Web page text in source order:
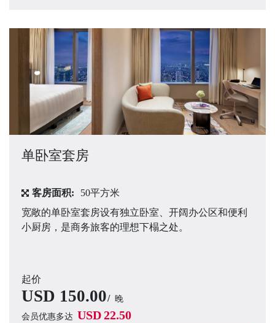
单卧室套房
客房面积:
50平方米
宽敞的单卧室套房设有独立卧室、开阔办公区和便利
小厨房，是商务旅客的理想下榻之处。
起价
USD 150.00
晚
会员优惠多达 USD22.50